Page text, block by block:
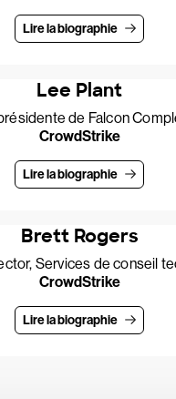
Lire la biographie
Lee Plant
de Falcon
CrowdStrike
Lire la biographie
Brett Rogers
Services de conseil
CrowdStrike
Lire la biographie